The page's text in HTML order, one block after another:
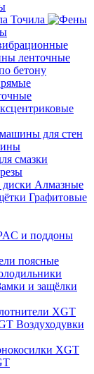
Точила
для стен
Алмазные
Графитовые
и поддоны
поясные
и защёлки
Воздуходувки